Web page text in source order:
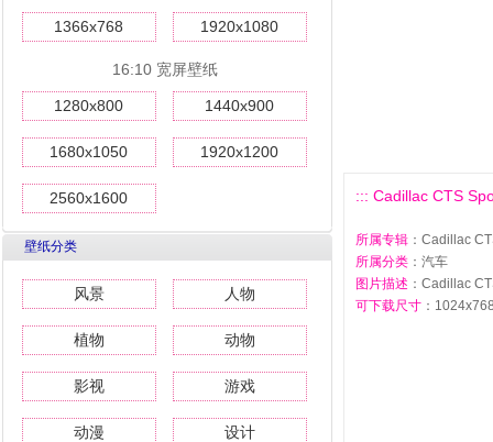
1366x768 1920x1080
16:10 宽屏壁纸
1280x800 1440x900
1680x1050 1920x1200
2560x1600
壁纸分类
风景 人物
植物 动物
影视 游戏
动漫 设计
::: Cadillac CTS
所属专辑 ：Cadillac
所属分类 ：汽车
图片描述 ：Cadillac
可下载尺寸 ：